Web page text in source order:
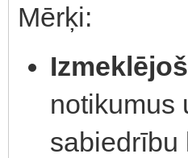
Mērķi:
notikumus
sabiedrību